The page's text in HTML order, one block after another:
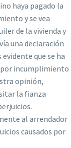
haya pagado la
y se vea
de la vivienda y
una declaración
que se ha
incumplimiento
opinión,
la fianza
al arrendador
causados por